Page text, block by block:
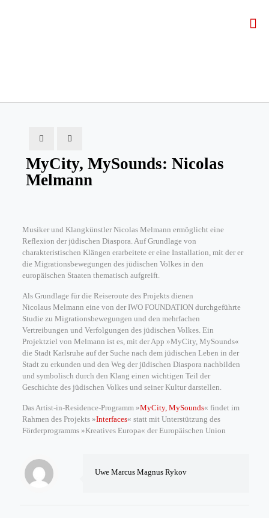
MyCity, MySounds: Nicolas
Melmann
Musiker und Klangkünstler Nicolas Melmann ermöglicht eine
Reflexion der jüdischen Diaspora. Auf Grundlage von
charakteristischen Klängen erarbeitete er eine Installation, mit der er
die Migrationsbewegungen des jüdischen Volkes in den
europäischen Staaten thematisch aufgreift.
Als Grundlage für die Reiseroute des Projekts dienen
Nicolaus Melmann eine von der IWO FOUNDATION durchgeführte
Studie zu Migrationsbewegungen und den mehrfachen
Vertreibungen und Verfolgungen des jüdischen Volkes. Ein
Projektziel von Melmann ist es, mit der App »MyCity, MySounds«
die Stadt Karlsruhe auf der Suche nach dem jüdischen Leben in der
Stadt zu erkunden und den Weg der jüdischen Diaspora nachbilden
und symbolisch durch den Klang einen wichtigen Teil der
Geschichte des jüdischen Volkes und seiner Kultur darstellen.
Das Artist-in-Residence-Programm »MyCity, MySounds« findet im
Rahmen des Projekts »Interfaces« statt mit Unterstützung des
Förderprogramms »Kreatives Europa« der Europäischen Union
Uwe Marcus Magnus Rykov